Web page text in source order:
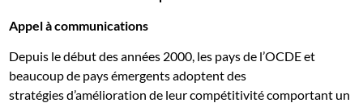
Appel à communications
Depuis le début des années 2000, les pays de l’OCDE et
beaucoup de pays émergents adoptent des
stratégies d’amélioration de leur compétitivité comportant un